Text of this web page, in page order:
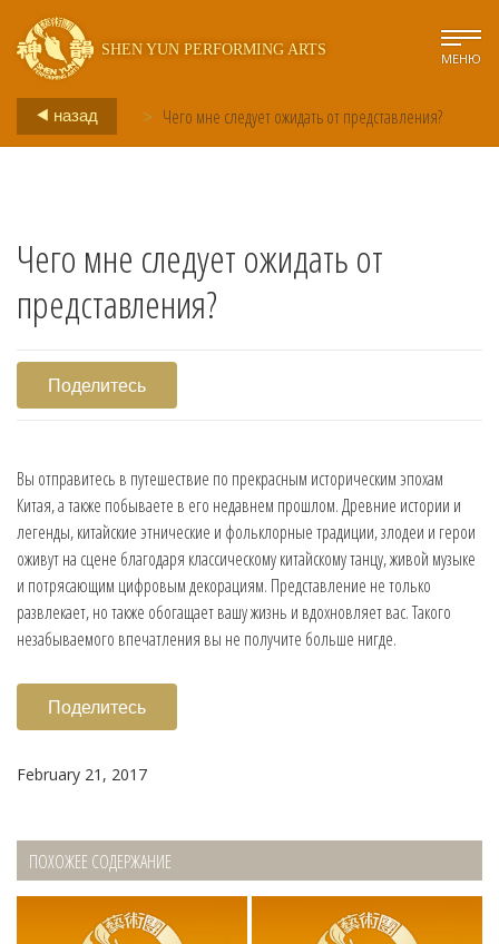
SHEN YUN PERFORMING ARTS
МЕНЮ
назад > Чего мне следует ожидать от представления?
Чего мне следует ожидать от
представления?
Поделитесь
Вы отправитесь в путешествие по прекрасным историческим эпохам
Китая, а также побываете в его недавнем прошлом. Древние истории и
легенды, китайские этнические и фольклорные традиции, злодеи и герои
оживут на сцене благодаря классическому китайскому танцу, живой музыке
и потрясающим цифровым декорациям. Представление не только
развлекает, но также обогащает вашу жизнь и вдохновляет вас. Такого
незабываемого впечатления вы не получите больше нигде.
Поделитесь
February 21, 2017
ПОХОЖЕЕ СОДЕРЖАНИЕ